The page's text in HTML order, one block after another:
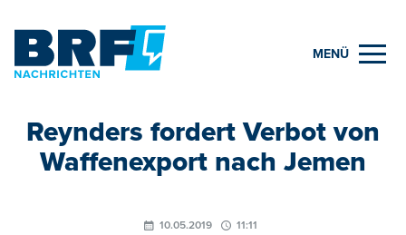
MENÜ
Reynders fordert Verbot von
Waffenexport nach Jemen
10.05.2019 11:11